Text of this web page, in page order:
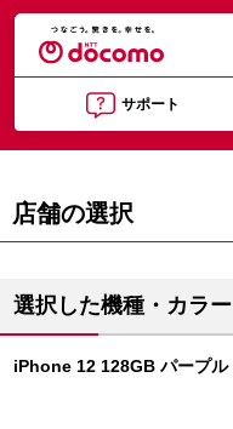
サポート
店舗の選択
選択した機種・カラー
iPhone 12 128GB パープル